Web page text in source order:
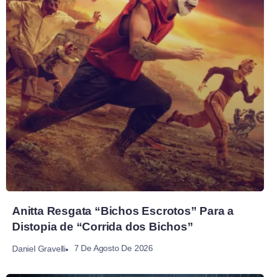
Anitta Resgata “Bichos Escrotos” Para a
Distopia de “Corrida dos Bichos”
Daniel Gravelli 7 De Agosto De 2026